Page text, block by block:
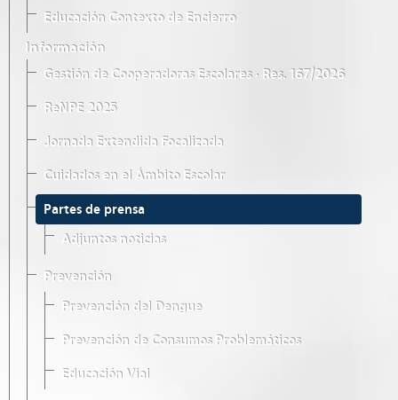
Educación Contexto de Encierro
Información
Gestión de Cooperadoras Escolares · Res. 167/2026
ReNPE 2025
Jornada Extendida Focalizada
Cuidados en el Ámbito Escolar
Partes de prensa
Adjuntos noticias
Prevención
Prevención del Dengue
Prevención de Consumos Problemáticos
Educación Vial